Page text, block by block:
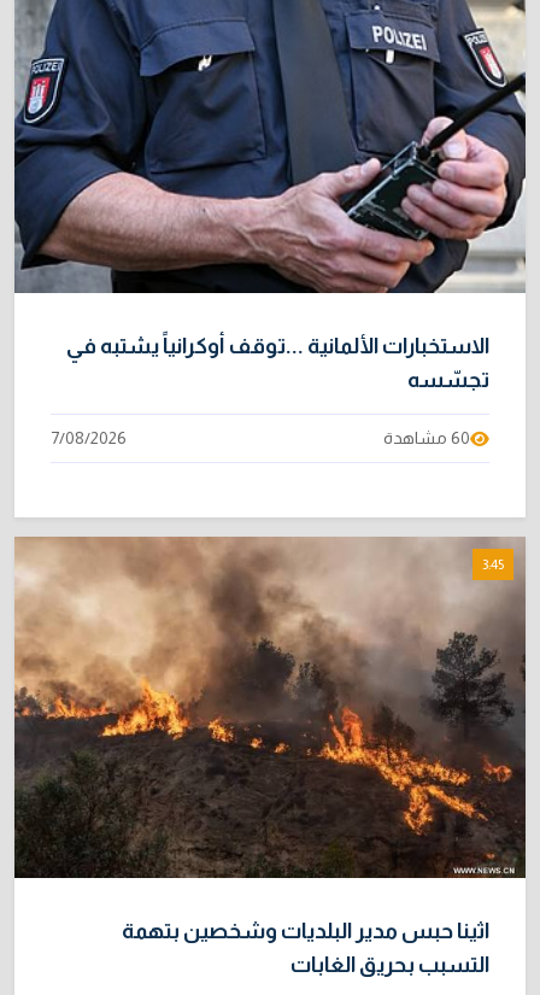
الاستخبارات الألمانية ...توقف أوكرانياً يشتبه في
تجسّسه
60 مشاهدة 7/08/2026
3:45
اثينا حبس مدير البلديات وشخصين بتهمة
التسبب بحريق الغابات